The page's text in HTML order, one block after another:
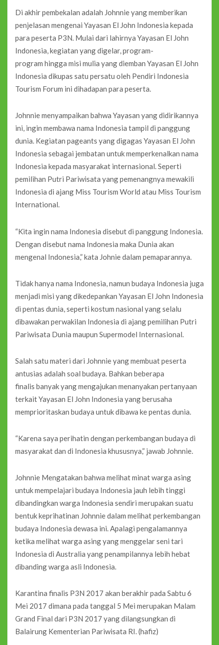
Di akhir pembekalan adalah Johnnie yang memberikan
penjelasan mengenai Yayasan El John Indonesia kepada
para peserta P3N. Mulai dari lahirnya Yayasan El John
Indonesia, kegiatan yang digelar, program-
program hingga misi mulia yang diemban Yayasan El John
Indonesia dikupas satu persatu oleh Pendiri Indonesia
Tourism Forum ini dihadapan para peserta.
Johnnie menyampaikan bahwa Yayasan yang didirikannya
ini, ingin membawa nama Indonesia tampil di panggung
dunia. Kegiatan pageants yang digagas Yayasan El John
Indonesia sebagai jembatan untuk memperkenalkan nama
Indonesia kepada masyarakat internasional. Seperti
pemilihan Putri Pariwisata yang pemenangnya mewakili
Indonesia di ajang Miss Tourism World atau Miss Tourism
International.
“Kita ingin nama Indonesia disebut di panggung Indonesia.
Dengan disebut nama Indonesia maka Dunia akan
mengenal Indonesia,” kata Johnie dalam pemaparannya.
Tidak hanya nama Indonesia, namun budaya Indonesia juga
menjadi misi yang dikedepankan Yayasan El John Indonesia
di pentas dunia, seperti kostum nasional yang selalu
dibawakan perwakilan Indonesia di ajang pemilihan Putri
Pariwisata Dunia maupun Supermodel Internasional.
Salah satu materi dari Johnnie yang membuat peserta
antusias adalah soal budaya. Bahkan beberapa
finalis banyak yang mengajukan menanyakan pertanyaan
terkait Yayasan El John Indonesia yang berusaha
memprioritaskan budaya untuk dibawa ke pentas dunia.
“Karena saya perihatin dengan perkembangan budaya di
masyarakat dan di Indonesia khususnya,” jawab Johnnie.
Johnnie Mengatakan bahwa melihat minat warga asing
untuk mempelajari budaya Indonesia jauh lebih tinggi
dibandingkan warga Indonesia sendiri merupakan suatu
bentuk keprihatinan Johnnie dalam melihat perkembangan
budaya Indonesia dewasa ini. Apalagi pengalamannya
ketika melihat warga asing yang menggelar seni tari
Indonesia di Australia yang penampilannya lebih hebat
dibanding warga asli Indonesia.
Karantina finalis P3N 2017 akan berakhir pada Sabtu 6
Mei 2017 dimana pada tanggal 5 Mei merupakan Malam
Grand Final dari P3N 2017 yang dilangsungkan di
Balairung Kementerian Pariwisata RI. (hafiz)